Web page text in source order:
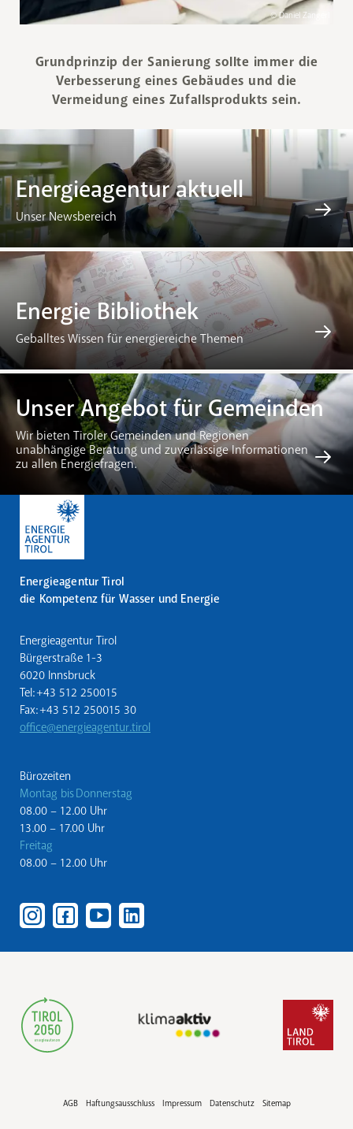
© Daniel Zangerl
Grundprinzip der Sanierung sollte immer die
Verbesserung eines Gebäudes und die
Vermeidung eines Zufallsprodukts sein.
Energieagentur aktuell
Unser Newsbereich
Energie Bibliothek
Geballtes Wissen für energiereiche Themen
Unser Angebot für Gemeinden
Wir bieten Tiroler Gemeinden und Regionen
unabhängige Beratung und zuverlässige Informationen
zu allen Energiefragen.
Energieagentur Tirol
die Kompetenz für Wasser und Energie
Energieagentur Tirol
Bürgerstraße 1-3
6020 Innsbruck
Tel: +43 512 250015
Fax: +43 512 250015 30
office@energieagentur.tirol
Bürozeiten
Montag bis Donnerstag
08.00 – 12.00 Uhr
13.00 – 17.00 Uhr
Freitag
08.00 – 12.00 Uhr
AGB Haftungsausschluss Impressum Datenschutz Sitemap